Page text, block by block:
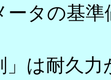
ータの基
」は耐久